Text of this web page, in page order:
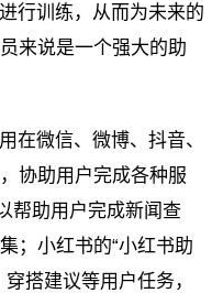
行训练，从而为未来的
来说是一个强大的助
在微信、微博、抖音、
协助用户完成各种服
帮助用户完成新闻查
；小红书的“小红书助
搭建议等用户任务，